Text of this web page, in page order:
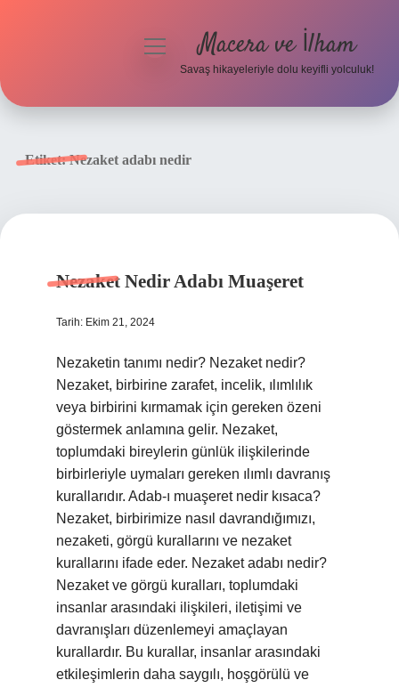
menüyüMacera ve İlham
Savaş hikayeleriyle dolu keyifli yolculuk!
Etiket:Nezaket adabı nedir
Nezaket Nedir Adabı Muaşeret
Tarih: Ekim 21, 2024
Nezaketin tanımı nedir? Nezaket nedir?
Nezaket, birbirine zarafet, incelik, ılımlılık
veya birbirini kırmamak için gereken özeni
göstermek anlamına gelir. Nezaket,
toplumdaki bireylerin günlük ilişkilerinde
birbirleriyle uymaları gereken ılımlı davranış
kurallarıdır. Adab-ı muaşeret nedir kısaca?
Nezaket, birbirimize nasıl davrandığımızı,
nezaketi, görgü kurallarını ve nezaket
kurallarını ifade eder. Nezaket adabı nedir?
Nezaket ve görgü kuralları, toplumdaki
insanlar arasındaki ilişkileri, iletişimi ve
davranışları düzenlemeyi amaçlayan
kurallardır. Bu kurallar, insanlar arasındaki
etkileşimlerin daha saygılı, hoşgörülü ve